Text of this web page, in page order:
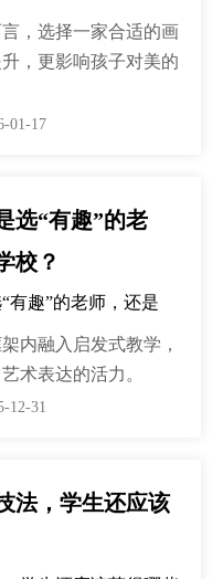
，选择一家合适的画
，更影响孩子对美的
01-17
选“有趣”的老
校？
内融入启发式教学，
术表达的活力。
12-31
法，学生还应该